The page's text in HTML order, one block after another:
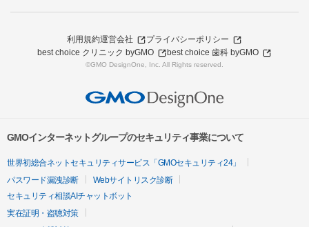
利用規約運営会社
プライバシーポリシー
best choice クリニック byGMO
best choice 歯科 byGMO
©GMO DesignOne, Inc. All Rights reserved.
GMOインターネットグループのセキュリティ事業について
世界初総合ネットセキュリティサービス「GMOセキュリティ24」
パスワード漏洩診断
Webサイトリスク診断
セキュリティ相談AIチャットボット
実在証明・盗聴対策